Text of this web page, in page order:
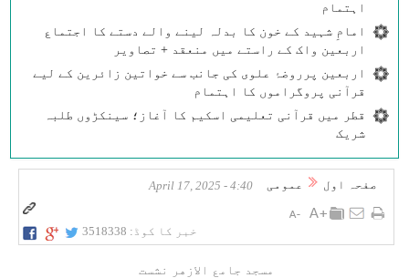
اہتمام
امامِ شہید کے خون کا بدلہ لینے والے دستے کا اجتماع
اربعین واک کے راستے میں منعقد + تصاویر
اربعین پرروضۂ علوی کی جانب سے خواتین زائرین کے لیے
قرآنی پروگراموں کا اہتمام
قطر میں قرآنی تعلیمی اسکیم کا آغاز؛ سینکڑوں طلبہ
شریک
صفحہ اول عمومی 4:40 - April 17, 2025
خبر کا کوڈ: 3518338
مسجد جامع الازهر نشست